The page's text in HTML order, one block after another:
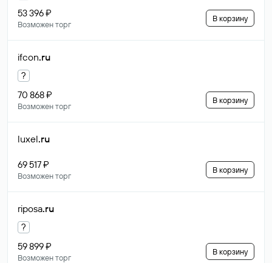
53 396 ₽
Возможен торг
В корзину
ifcon.ru
?
70 868 ₽
Возможен торг
В корзину
luxel.ru
69 517 ₽
Возможен торг
В корзину
riposa.ru
?
59 899 ₽
Возможен торг
В корзину